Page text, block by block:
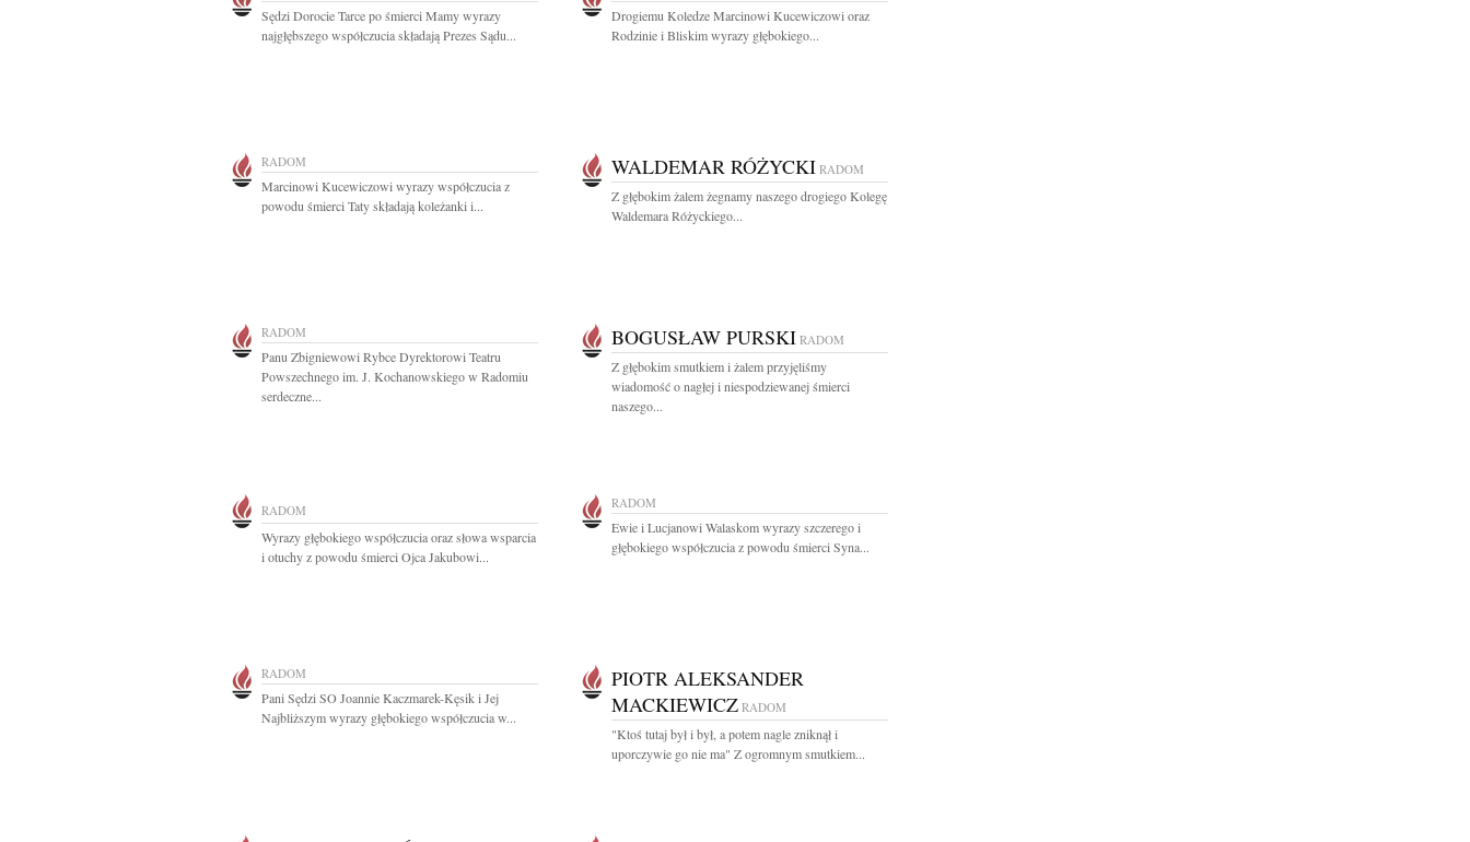
Sędzi Dorocie Tarce po śmierci Mamy wyrazy
najgłębszego współczucia składają Prezes Sądu...
Drogiemu Koledze Marcinowi Kucewiczowi oraz
Rodzinie i Bliskim wyrazy głębokiego...
RADOM
Marcinowi Kucewiczowi wyrazy współczucia z
powodu śmierci Taty składają koleżanki i...
WALDEMAR RÓŻYCKI RADOM
Z głębokim żalem żegnamy naszego drogiego Kolegę
Waldemara Różyckiego...
RADOM
Panu Zbigniewowi Rybce Dyrektorowi Teatru
Powszechnego im. J. Kochanowskiego w Radomiu
serdeczne...
BOGUSŁAW PURSKI RADOM
Z głębokim smutkiem i żalem przyjęliśmy
wiadomość o nagłej i niespodziewanej śmierci
naszego...
RADOM
Wyrazy głębokiego współczucia oraz słowa wsparcia
i otuchy z powodu śmierci Ojca Jakubowi...
RADOM
Ewie i Lucjanowi Walaskom wyrazy szczerego i
głębokiego współczucia z powodu śmierci Syna...
RADOM
Pani Sędzi SO Joannie Kaczmarek-Kęsik i Jej
Najbliższym wyrazy głębokiego współczucia w...
PIOTR ALEKSANDER
MACKIEWICZ RADOM
"Ktoś tutaj był i był, a potem nagle zniknął i
uporczywie go nie ma" Z ogromnym smutkiem...